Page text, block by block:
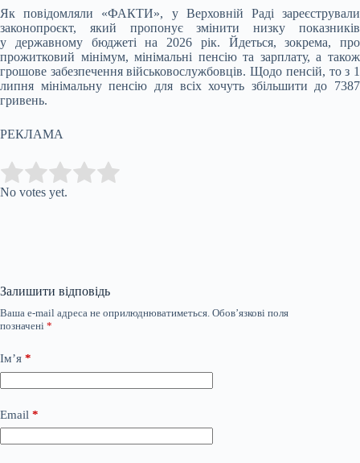
Як повідомляли «ФАКТИ», у Верховній Раді зареєстрували
законопроєкт, який пропонує змінити низку показників
у державному бюджеті на 2026 рік. Йдеться, зокрема, про
прожитковий мінімум, мінімальні пенсію та зарплату, а також
грошове забезпечення військовослужбовців. Щодо пенсій, то з 1
липня мінімальну пенсію для всіх хочуть збільшити до 7387
гривень.
РЕКЛАМА
Rate this item:
No votes yet.
Залишити відповідь
Ваша e-mail адреса не оприлюднюватиметься. Обов’язкові поля
позначені *
Ім’я *
Email *